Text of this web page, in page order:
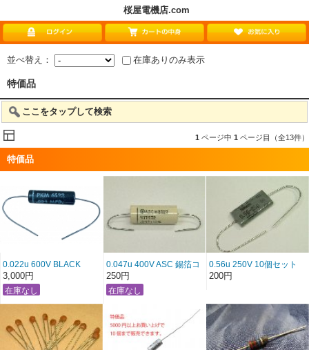
桜屋電機店.com
並べ替え： 在庫ありのみ表示
特価品
ここをタップして検索
1 ページ中 1 ページ目（全13件）
特価品
0.022u 600V BLACK
CAT Cornell Dublier
3,000円
0.047u 400V ASC 錫箔コ
ンデンサー 特価!!
250円
0.56u 250V 10個セット
Nitsuko 特価品！
200円